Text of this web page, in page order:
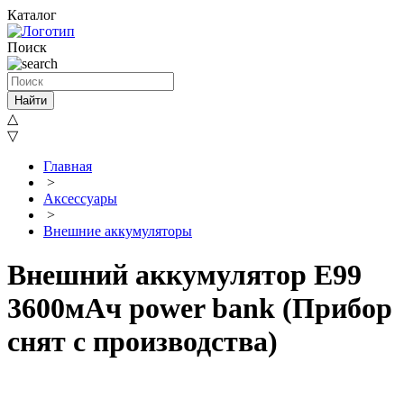
Каталог
Поиск
Найти
△
▽
Главная
>
Аксессуары
>
Внешние аккумуляторы
Внешний аккумулятор E99
3600мАч power bank (Прибор
снят с производства)